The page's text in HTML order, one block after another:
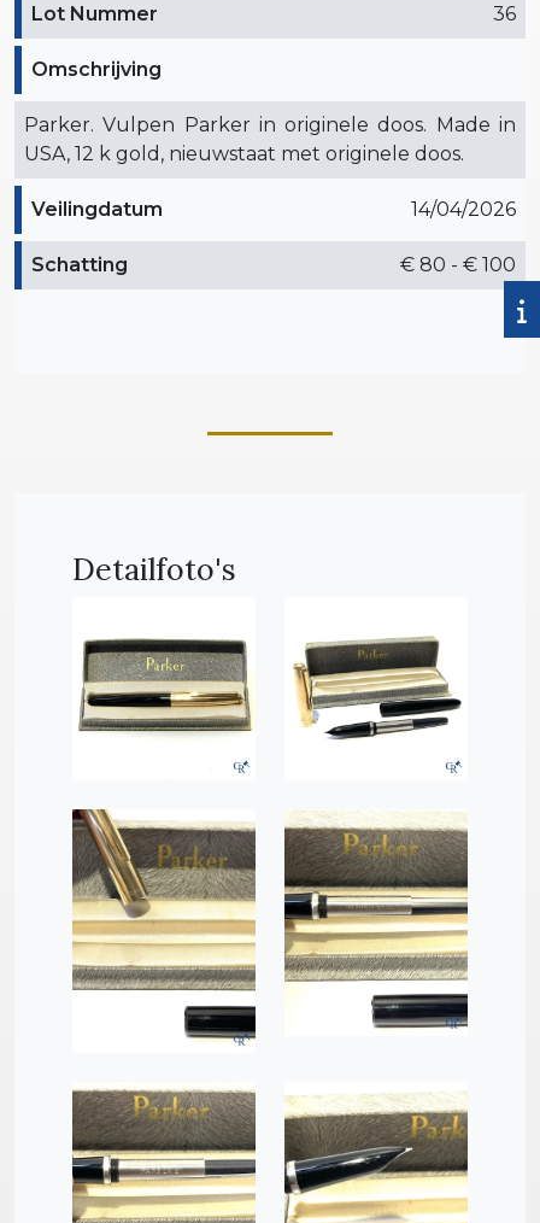
Lot Nummer 36
Omschrijving
Parker. Vulpen Parker in originele doos. Made in
USA, 12 k gold, nieuwstaat met originele doos.
Veilingdatum 14/04/2026
Schatting € 80 - € 100
Detailfoto's